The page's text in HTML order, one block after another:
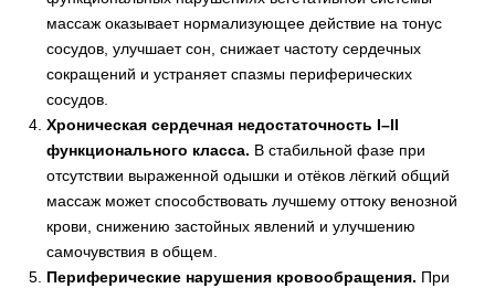
массаж оказывает нормализующее действие на тонус
сосудов, улучшает сон, снижает частоту сердечных
сокращений и устраняет спазмы периферических
сосудов.
Хроническая сердечная недостаточность I–II
функционального класса. В стабильной фазе при
отсутствии выраженной одышки и отёков лёгкий общий
массаж может способствовать лучшему оттоку венозной
крови, снижению застойных явлений и улучшению
самочувствия в общем.
Периферические нарушения кровообращения. При